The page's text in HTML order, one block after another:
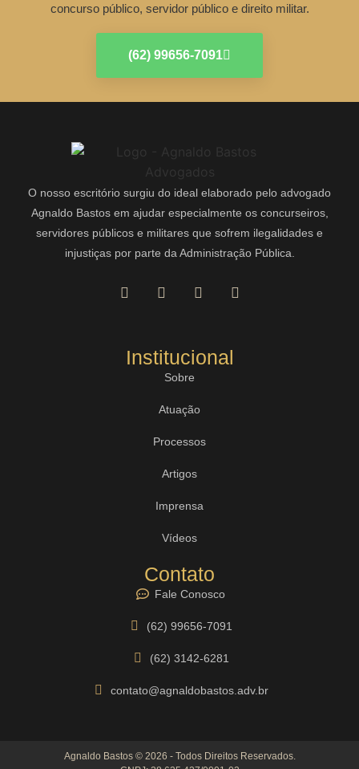
concurso público, servidor público e direito militar.
(62) 99656-7091
O nosso escritório surgiu do ideal elaborado pelo advogado
Agnaldo Bastos em ajudar especialmente os concurseiros,
servidores públicos e militares que sofrem ilegalidades e
injustiças por parte da Administração Pública.
Institucional
Sobre
Atuação
Processos
Artigos
Imprensa
Vídeos
Contato
Fale Conosco
(62) 99656-7091
(62) 3142-6281
contato@agnaldobastos.adv.br
Agnaldo Bastos © 2026 - Todos Direitos Reservados.